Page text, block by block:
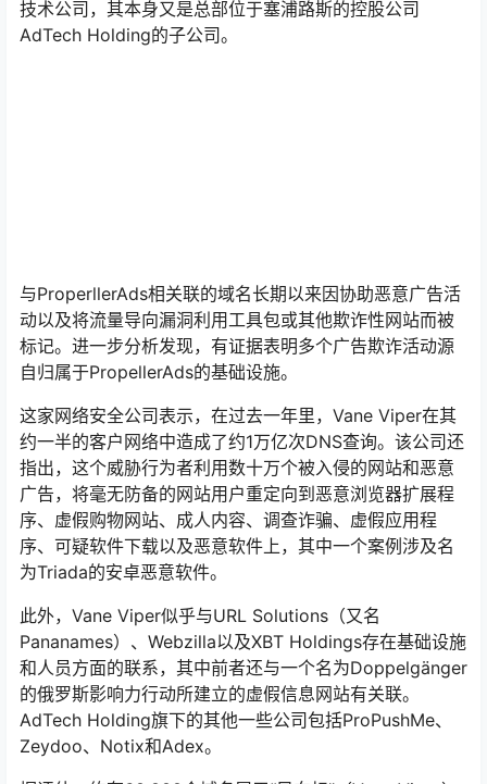
技术公司，其本身又是总部位于塞浦路斯的控股公司
AdTech Holding的子公司。
与ProperllerAds相关联的域名长期以来因协助恶意广告活
动以及将流量导向漏洞利用工具包或其他欺诈性网站而被
标记。进一步分析发现，有证据表明多个广告欺诈活动源
自归属于PropellerAds的基础设施。
这家网络安全公司表示，在过去一年里，Vane Viper在其
约一半的客户网络中造成了约1万亿次DNS查询。该公司还
指出，这个威胁行为者利用数十万个被入侵的网站和恶意
广告，将毫无防备的网站用户重定向到恶意浏览器扩展程
序、虚假购物网站、成人内容、调查诈骗、虚假应用程
序、可疑软件下载以及恶意软件上，其中一个案例涉及名
为Triada的安卓恶意软件。
此外，Vane Viper似乎与URL Solutions（又名
Pananames）、Webzilla以及XBT Holdings存在基础设施
和人员方面的联系，其中前者还与一个名为Doppelgänger
的俄罗斯影响力行动所建立的虚假信息网站有关联。
AdTech Holding旗下的其他一些公司包括ProPushMe、
Zeydoo、Notix和Adex。